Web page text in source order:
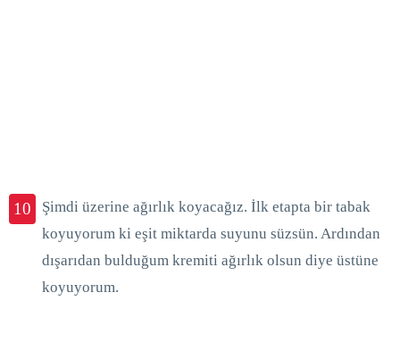
10
Şimdi üzerine ağırlık koyacağız. İlk etapta bir tabak
koyuyorum ki eşit miktarda suyunu süzsün. Ardından
dışarıdan bulduğum kremiti ağırlık olsun diye üstüne
koyuyorum.